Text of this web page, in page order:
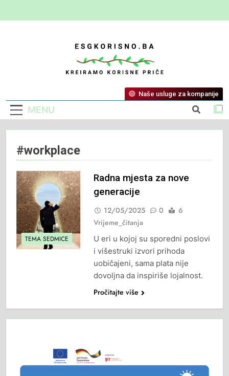
ESG Korisno
Kreiramo Korisne Priče
MENU
Naše usluge za kompanije
#workplace
TEMA SEDMICE
Radna mjesta za nove
generacije
12/05/2025 0
6
Vrijeme_čitanja
U eri u kojoj su sporedni poslovi
i višestruki izvori prihoda
uobičajeni, sama plata nije
dovoljna da inspiriše lojalnost.
Pročitajte više